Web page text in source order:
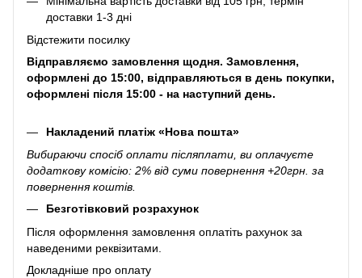
доставки 1-3 дні
Відстежити посилку
Відправляємо замовлення щодня. Замовлення,
оформлені до 15:00, відправляються в день покупки,
оформлені після 15:00 - на наступний день.
Накладений платіж «Нова пошта»
Вибираючи спосіб оплати післяплати, ви оплачуєте
додаткову комісію: 2% від суми повернення +20грн. за
повернення коштів.
Безготівковий розрахунок
Після оформлення замовлення оплатіть рахунок за
наведеними реквізитами.
Докладніше про оплату